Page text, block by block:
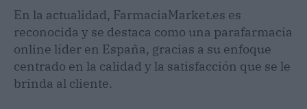
En la actualidad, FarmaciaMarket.es es
reconocida y se destaca como una parafarmacia
online líder en España, gracias a su enfoque
centrado en la calidad y la satisfacción que se le
brinda al cliente.